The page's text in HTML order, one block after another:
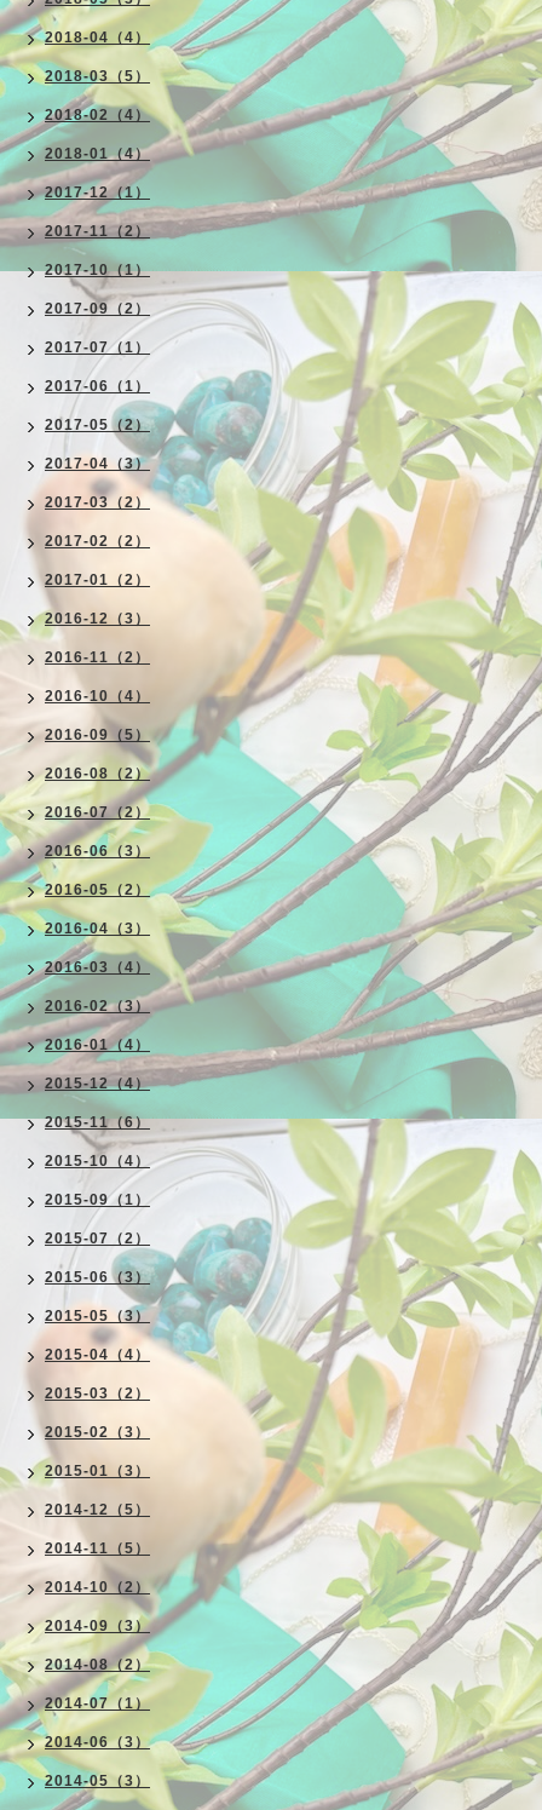
2018-04（4）
2018-03（5）
2018-02（4）
2018-01（4）
2017-12（1）
2017-11（2）
2017-10（1）
2017-09（2）
2017-07（1）
2017-06（1）
2017-05（2）
2017-04（3）
2017-03（2）
2017-02（2）
2017-01（2）
2016-12（3）
2016-11（2）
2016-10（4）
2016-09（5）
2016-08（2）
2016-07（2）
2016-06（3）
2016-05（2）
2016-04（3）
2016-03（4）
2016-02（3）
2016-01（4）
2015-12（4）
2015-11（6）
2015-10（4）
2015-09（1）
2015-07（2）
2015-06（3）
2015-05（3）
2015-04（4）
2015-03（2）
2015-02（3）
2015-01（3）
2014-12（5）
2014-11（5）
2014-10（2）
2014-09（3）
2014-08（2）
2014-07（1）
2014-06（3）
2014-05（3）